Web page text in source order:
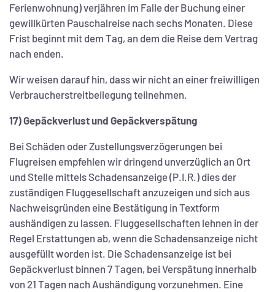
Ferienwohnung) verjähren im Falle der Buchung einer
gewillkürten Pauschalreise nach sechs Monaten. Diese
Frist beginnt mit dem Tag, an dem die Reise dem Vertrag
nach enden.
Wir weisen darauf hin, dass wir nicht an einer freiwilligen
Verbraucherstreitbeilegung teilnehmen.
17) Gepäckverlust und Gepäckverspätung
Bei Schäden oder Zustellungsverzögerungen bei
Flugreisen empfehlen wir dringend unverzüglich an Ort
und Stelle mittels Schadensanzeige (P.I.R.) dies der
zuständigen Fluggesellschaft anzuzeigen und sich aus
Nachweisgründen eine Bestätigung in Textform
aushändigen zu lassen. Fluggesellschaften lehnen in der
Regel Erstattungen ab, wenn die Schadensanzeige nicht
ausgefüllt worden ist. Die Schadensanzeige ist bei
Gepäckverlust binnen 7 Tagen, bei Verspätung innerhalb
von 21 Tagen nach Aushändigung vorzunehmen. Eine